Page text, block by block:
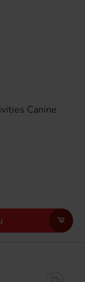
Canine